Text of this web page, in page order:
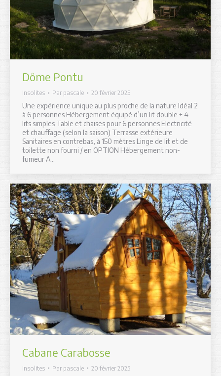
Dôme Pontu
Insolites Par pascale 20 février 2025
Une expérience unique au plus proche de la nature Idéal 2
à 6 personnes Hébergement équipé d’un lit double + 4
lits simples Table et chaises pour 6 personnes Electricité
et chauffage (selon la saison) Terrasse extérieure
Sanitaires en contrebas, à 150 mètres Linge de lit et de
toilette non fourni / en OPTION Hébergement non-
fumeur A…
Cabane Carabosse
Insolites Par pascale 20 février 2025